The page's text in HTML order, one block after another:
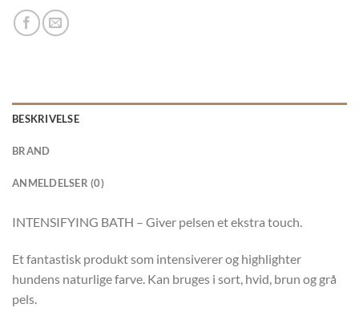
BESKRIVELSE
BRAND
ANMELDELSER (0)
INTENSIFYING BATH – Giver pelsen et ekstra touch.
Et fantastisk produkt som intensiverer og highlighter
hundens naturlige farve. Kan bruges i sort, hvid, brun og grå
pels.